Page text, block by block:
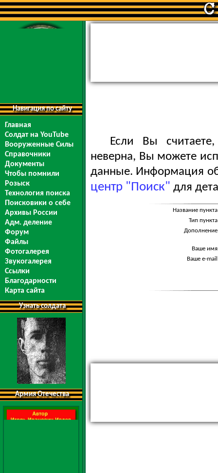
Навигация по сайту
Главная
Солдат на YouTube
Вооруженные Силы
Справочники
Документы
Чтобы помнили
Розыск
Технология поиска
Поисковики о себе
Архивы России
Адм. деление
Форум
Файлы
Фотогалерея
Звукогалерея
Ссылки
Благодарности
Карта сайта
Узнать солдата
Армия Отечества
Если Вы
неверна, Вы можете
данные. Информация
центр "Поиск" для
Название
Тип
Ваше
Ваше e-